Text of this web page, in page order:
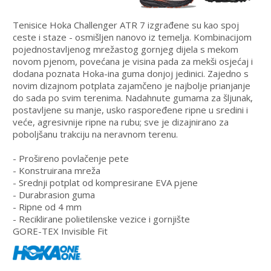
Tenisice Hoka Challenger ATR 7 izgrađene su kao spoj
ceste i staze - osmišljen nanovo iz temelja. Kombinacijom
pojednostavljenog mrežastog gornjeg dijela s mekom
novom pjenom, povećana je visina pada za mekši osjećaj i
dodana poznata Hoka-ina guma donjoj jedinici. Zajedno s
novim dizajnom potplata zajamčeno je najbolje prianjanje
do sada po svim terenima. Nadahnute gumama za šljunak,
postavljene su manje, usko raspoređene ripne u sredini i
veće, agresivnije ripne na rubu; sve je dizajnirano za
poboljšanu trakciju na neravnom terenu.
- Prošireno povlačenje pete
- Konstruirana mreža
- Srednji potplat od kompresirane EVA pjene
- Durabrasion guma
- Ripne od 4 mm
- Reciklirane polietilenske vezice i gornjište
GORE-TEX Invisible Fit